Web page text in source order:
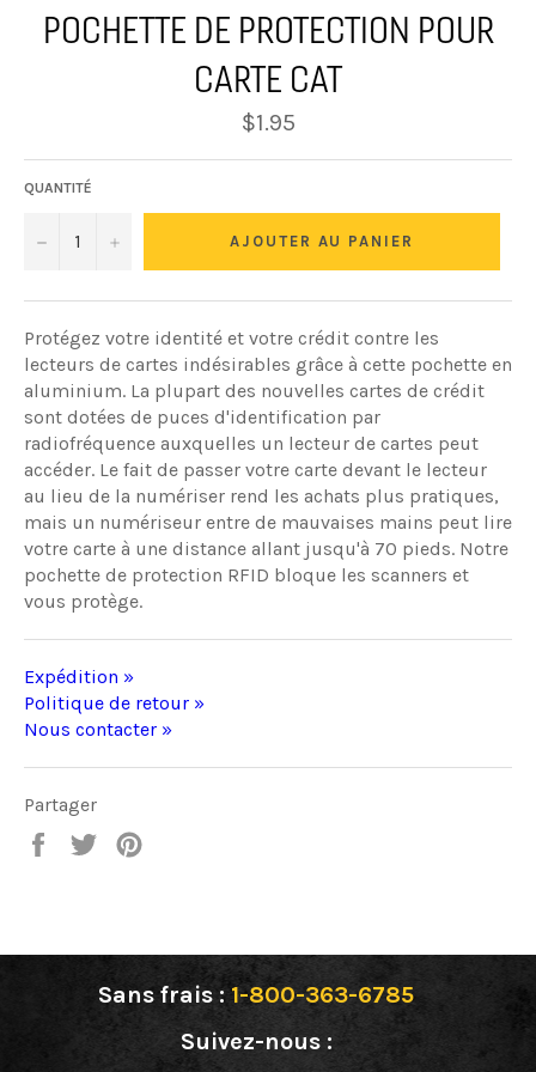
POCHETTE DE PROTECTION POUR
CARTE CAT
Prix
régulier
$1.95
QUANTITÉ
− + AJOUTER AU PANIER
Protégez votre identité et votre crédit contre les
lecteurs de cartes indésirables grâce à cette pochette en
aluminium. La plupart des nouvelles cartes de crédit
sont dotées de puces d'identification par
radiofréquence auxquelles un lecteur de cartes peut
accéder. Le fait de passer votre carte devant le lecteur
au lieu de la numériser rend les achats plus pratiques,
mais un numériseur entre de mauvaises mains peut lire
votre carte à une distance allant jusqu'à 70 pieds. Notre
pochette de protection RFID bloque les scanners et
vous protège.
Expédition »
Politique de retour »
Nous contacter »
Partager
PartagerTweeter
Sans frais :1-800-363-6785
Suivez-nous :